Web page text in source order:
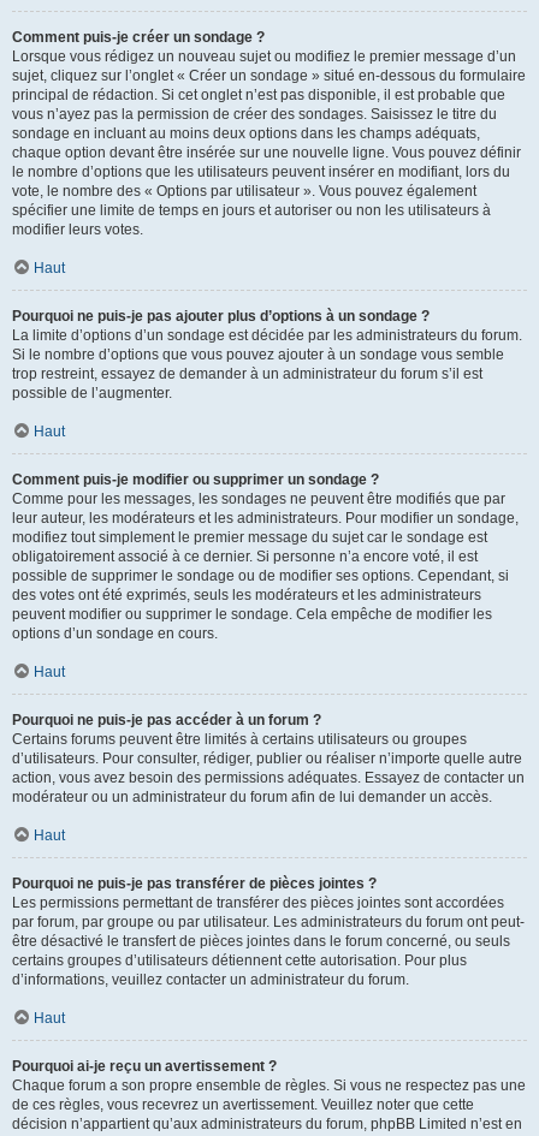
Comment puis-je créer un sondage ?
Lorsque vous rédigez un nouveau sujet ou modifiez le premier message d’un
sujet, cliquez sur l’onglet « Créer un sondage » situé en-dessous du formulaire
principal de rédaction. Si cet onglet n’est pas disponible, il est probable que
vous n’ayez pas la permission de créer des sondages. Saisissez le titre du
sondage en incluant au moins deux options dans les champs adéquats,
chaque option devant être insérée sur une nouvelle ligne. Vous pouvez définir
le nombre d’options que les utilisateurs peuvent insérer en modifiant, lors du
vote, le nombre des « Options par utilisateur ». Vous pouvez également
spécifier une limite de temps en jours et autoriser ou non les utilisateurs à
modifier leurs votes.
Haut
Pourquoi ne puis-je pas ajouter plus d’options à un sondage ?
La limite d’options d’un sondage est décidée par les administrateurs du forum.
Si le nombre d’options que vous pouvez ajouter à un sondage vous semble
trop restreint, essayez de demander à un administrateur du forum s’il est
possible de l’augmenter.
Haut
Comment puis-je modifier ou supprimer un sondage ?
Comme pour les messages, les sondages ne peuvent être modifiés que par
leur auteur, les modérateurs et les administrateurs. Pour modifier un sondage,
modifiez tout simplement le premier message du sujet car le sondage est
obligatoirement associé à ce dernier. Si personne n’a encore voté, il est
possible de supprimer le sondage ou de modifier ses options. Cependant, si
des votes ont été exprimés, seuls les modérateurs et les administrateurs
peuvent modifier ou supprimer le sondage. Cela empêche de modifier les
options d’un sondage en cours.
Haut
Pourquoi ne puis-je pas accéder à un forum ?
Certains forums peuvent être limités à certains utilisateurs ou groupes
d’utilisateurs. Pour consulter, rédiger, publier ou réaliser n’importe quelle autre
action, vous avez besoin des permissions adéquates. Essayez de contacter un
modérateur ou un administrateur du forum afin de lui demander un accès.
Haut
Pourquoi ne puis-je pas transférer de pièces jointes ?
Les permissions permettant de transférer des pièces jointes sont accordées
par forum, par groupe ou par utilisateur. Les administrateurs du forum ont peut-
être désactivé le transfert de pièces jointes dans le forum concerné, ou seuls
certains groupes d’utilisateurs détiennent cette autorisation. Pour plus
d’informations, veuillez contacter un administrateur du forum.
Haut
Pourquoi ai-je reçu un avertissement ?
Chaque forum a son propre ensemble de règles. Si vous ne respectez pas une
de ces règles, vous recevrez un avertissement. Veuillez noter que cette
décision n’appartient qu’aux administrateurs du forum, phpBB Limited n’est en